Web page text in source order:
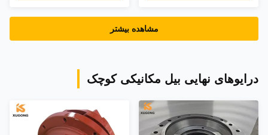
مشاهده بیشتر
درایوهای نهایی بیل مکانیکی کوچک